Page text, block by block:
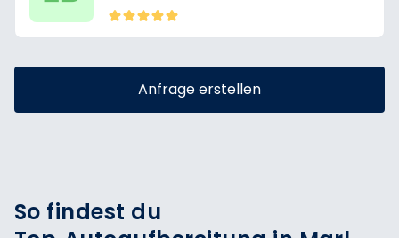
Anfrage erstellen
So findest du